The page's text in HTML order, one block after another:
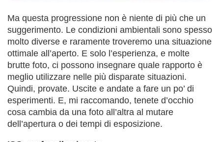
Ma questa progressione non è niente di più che un
suggerimento. Le condizioni ambientali sono spesso
molto diverse e raramente troveremo una situazione
ottimale all’aperto. E solo l’esperienza, e molte
brutte foto, ci possono insegnare quale rapporto è
meglio utilizzare nelle più disparate situazioni.
Quindi, provate. Uscite e andate a fare un po’ di
esperimenti. E, mi raccomando, tenete d’occhio
cosa cambia da una foto all’altra al mutare
dell’apertura o dei tempi di esposizione.